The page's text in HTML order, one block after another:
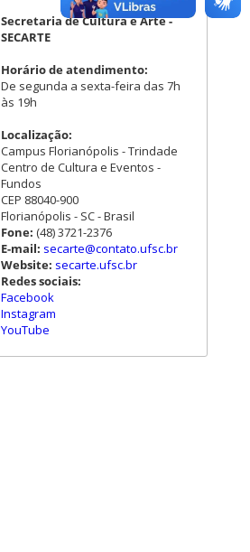
Secretaria de Cultura e Arte -
SECARTE
Horário de atendimento:
De segunda a sexta-feira das 7h
às 19h
Localização:
Campus Florianópolis - Trindade
Centro de Cultura e Eventos -
Fundos
CEP 88040-900
Florianópolis - SC - Brasil
Fone: (48) 3721-2376
E-mail: secarte@contato.ufsc.br
Website: secarte.ufsc.br
Redes sociais:
Facebook
Instagram
YouTube